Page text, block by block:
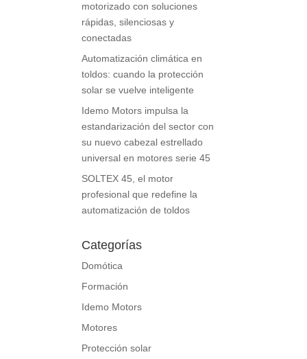
motorizado con soluciones
rápidas, silenciosas y
conectadas
Automatización climática en
toldos: cuando la protección
solar se vuelve inteligente
Idemo Motors impulsa la
estandarización del sector con
su nuevo cabezal estrellado
universal en motores serie 45
SOLTEX 45, el motor
profesional que redefine la
automatización de toldos
Categorías
Domótica
Formación
Idemo Motors
Motores
Protección solar